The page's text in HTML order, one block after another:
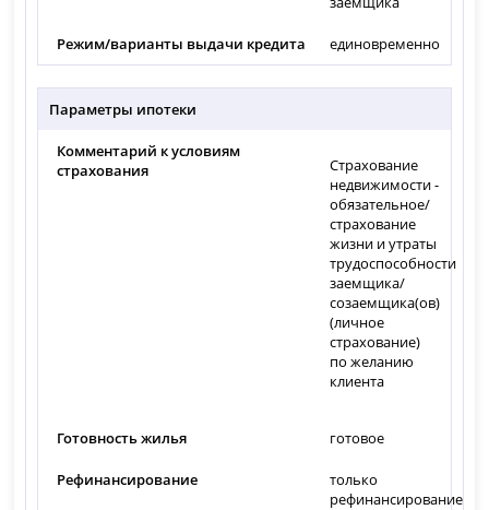
Режим/варианты выдачи кредита единовременно
Параметры ипотеки
Комментарий к условиям
страхования
Страхование
недвижимости -
обязательное/
страхование
жизни и утраты
трудоспособности
заемщика/
созаемщика(ов)
(личное
страхование)
по желанию
клиента
Готовность жилья готовое
Рефинансирование
только
рефинансирование